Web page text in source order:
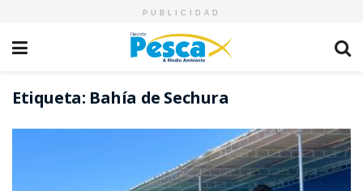
PUBLICIDAD
Etiqueta: Bahía de Sechura